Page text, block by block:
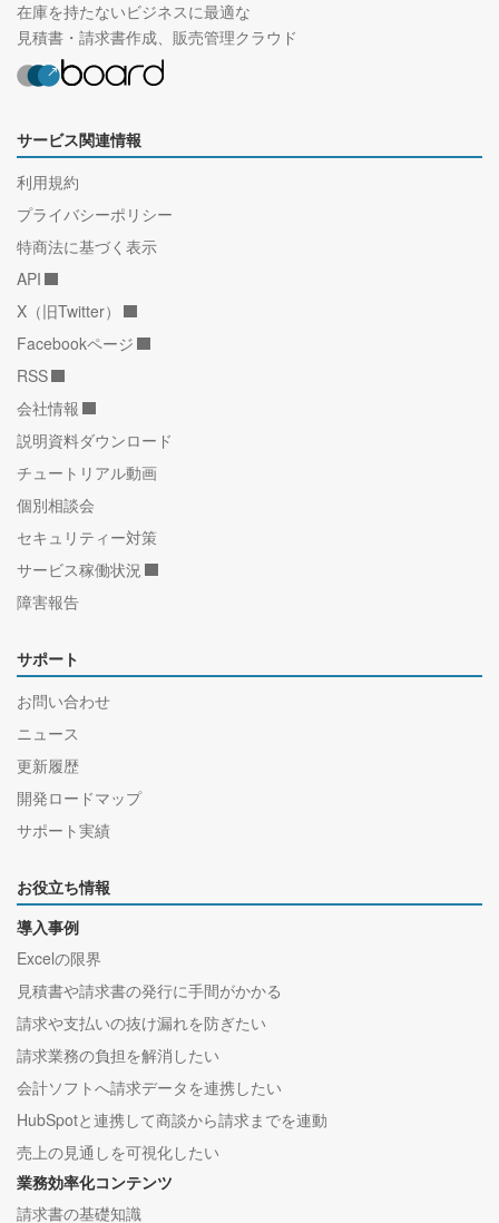
在庫を持たないビジネスに最適な
見積書・請求書作成、販売管理クラウド
サービス関連情報
利用規約
プライバシーポリシー
特商法に基づく表示
API
X（旧Twitter）
Facebookページ
RSS
会社情報
説明資料ダウンロード
チュートリアル動画
個別相談会
セキュリティー対策
サービス稼働状況
障害報告
サポート
お問い合わせ
ニュース
更新履歴
開発ロードマップ
サポート実績
お役立ち情報
導入事例
Excelの限界
見積書や請求書の発行に手間がかかる
請求や支払いの抜け漏れを防ぎたい
請求業務の負担を解消したい
会計ソフトへ請求データを連携したい
HubSpotと連携して商談から請求までを連動
売上の見通しを可視化したい
業務効率化コンテンツ
請求書の基礎知識